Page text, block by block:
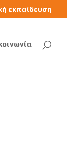
εκπαίδευση